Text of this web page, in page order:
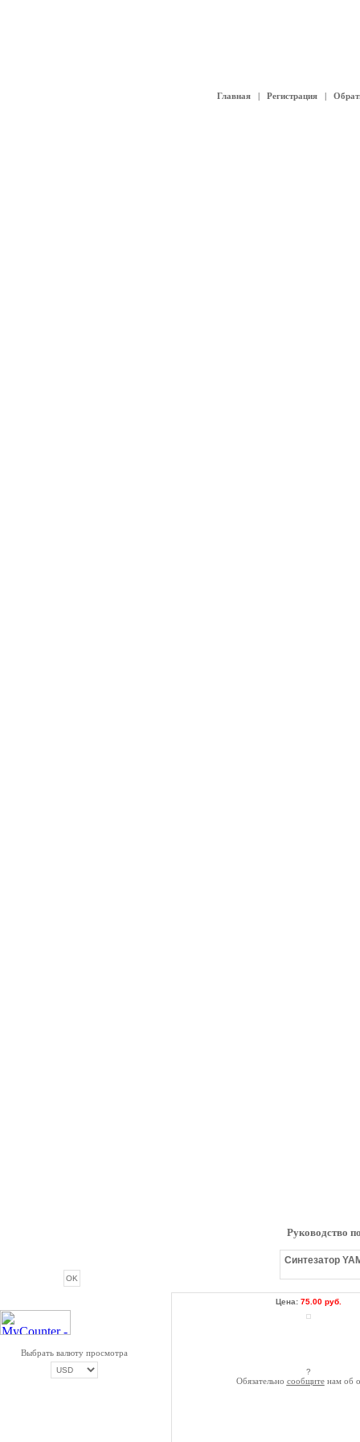
Главная| Регистрация|
Выбрать валюту просмотра
Руководство
Синтезатор
Цена: 75.00 руб.
?
Обязательно сообщитенам об